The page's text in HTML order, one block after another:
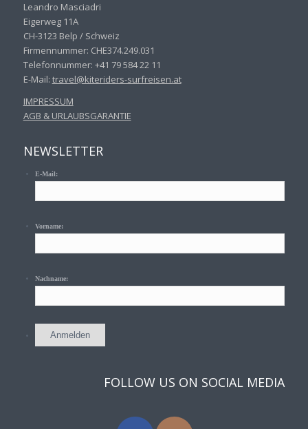
Leandro Masciadri
Eigerweg 11A
CH-3123 Belp / Schweiz
Firmennummer: CHE374.249.031
Telefonnummer: +41 79 584 22 11
E-Mail: travel@kiteriders-surfreisen.at
IMPRESSUM
AGB & URLAUBSGARANTIE
NEWSLETTER
E-Mail:
Vorname:
Nachname:
FOLLOW US ON SOCIAL MEDIA